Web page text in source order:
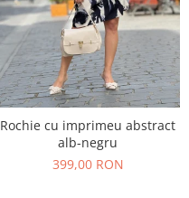
Rochie cu imprimeu abstract
alb-negru
399,00 RON